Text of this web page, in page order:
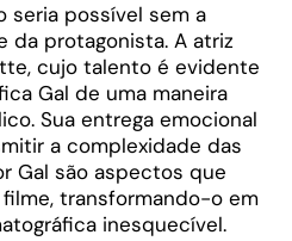
seria possível sem a
da protagonista. A atriz
cujo talento é evidente
Gal de uma maneira
Sua entrega emocional
a complexidade das
Gal são aspectos que
transformando-o em
inesquecível.